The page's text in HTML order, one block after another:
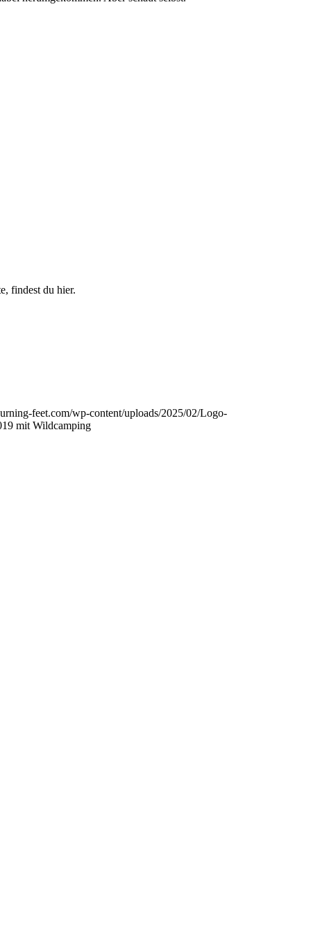
findest du hier.
feet.com/wp-content/uploads/2025/02/Logo-
mit Wildcamping